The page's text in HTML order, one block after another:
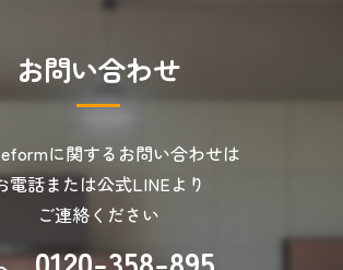
お問い合わせ
に関するお問い合わせは
電話または公式LINEより
ご連絡ください